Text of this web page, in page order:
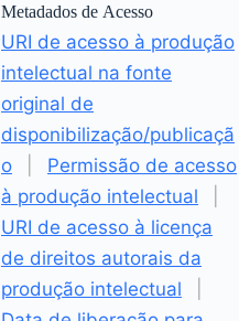
Metadados de Acesso
URI de acesso à produção
intelectual na fonte
original de
disponibilização/publicaçã
o
Permissão de acesso
à produção intelectual
URI de acesso à licença
de direitos autorais da
produção intelectual